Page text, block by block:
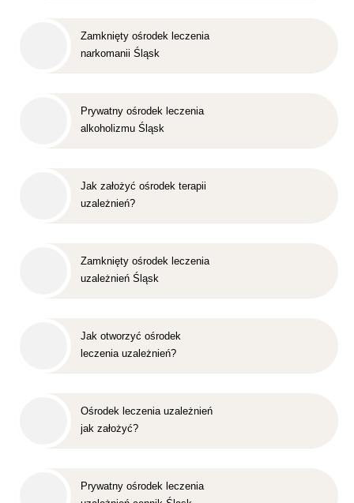
Zamknięty ośrodek leczenia
narkomanii Śląsk
Prywatny ośrodek leczenia
alkoholizmu Śląsk
Jak założyć ośrodek terapii
uzależnień?
Zamknięty ośrodek leczenia
uzależnień Śląsk
Jak otworzyć ośrodek
leczenia uzależnień?
Ośrodek leczenia uzależnień
jak założyć?
Prywatny ośrodek leczenia